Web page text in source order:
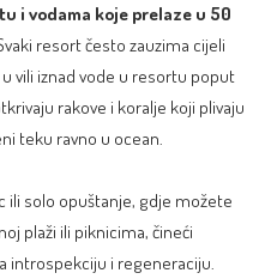
i vodama koje prelaze u 50
resort često zauzima cijeli
vili iznad vode u resortu poput
rakove i koralje koji plivaju
teku ravno u ocean.
ili solo opuštanje, gdje možete
plaži ili piknicima, čineći
introspekciju i regeneraciju.